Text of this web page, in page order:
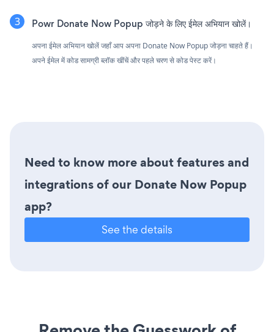
Powr Donate Now Popup जोड़ने के लिए ईमेल अभियान खोलें।
अपना ईमेल अभियान खोलें जहाँ आप अपना Donate Now Popup जोड़ना चाहते हैं।
अपने ईमेल में कोड सामग्री ब्लॉक खींचें और पहले चरण से कोड पेस्ट करें।
Need to know more about features and
integrations of our Donate Now Popup
app?
See the details